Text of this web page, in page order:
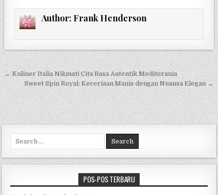
Author: Frank Henderson
Navigasi
pos
← Kuliner Italia Nikmati Cita Rasa Autentik Mediterania
Sweet Spin Royal: Keceriaan Manis dengan Nuansa Elegan →
Search
for:
POS-POS TERBARU